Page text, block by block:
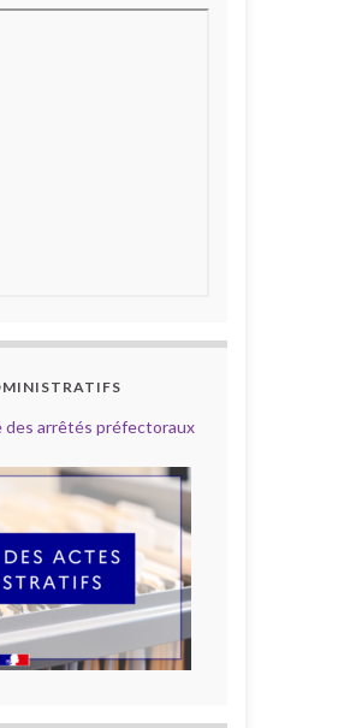
des arrêtés préfectoraux